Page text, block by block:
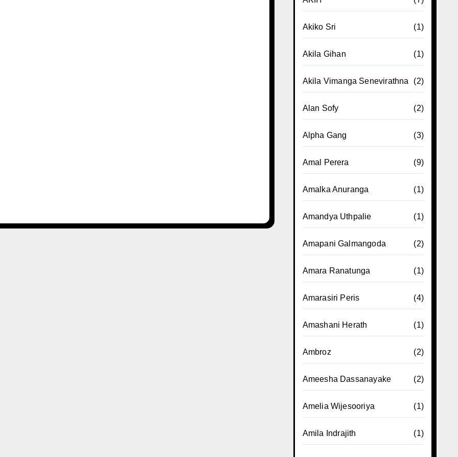
Akiko Sri (1)
Akila Gihan (1)
Akila Vimanga Senevirathna (2)
Alan Sofy (2)
Alpha Gang (3)
Amal Perera (9)
Amalka Anuranga (1)
Amandya Uthpalie (1)
Amapani Galmangoda (2)
Amara Ranatunga (1)
Amarasiri Peris (4)
Amashani Herath (1)
Ambroz (2)
Ameesha Dassanayake (2)
Amelia Wijesooriya (1)
Amila Indrajith (1)